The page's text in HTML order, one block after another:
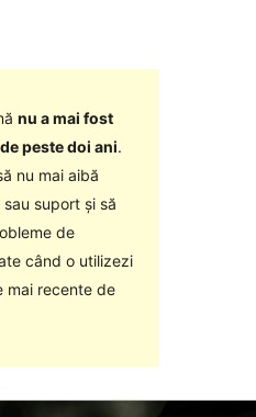
nu a mai fost
peste doi ani.
nu mai aibă
suport și să
de
când o utilizezi
mai recente de